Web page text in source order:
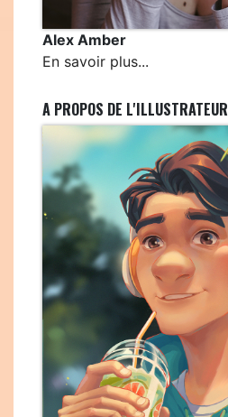
Alex Amber
En savoir plus...
A PROPOS DE L'ILLUSTRATEUR